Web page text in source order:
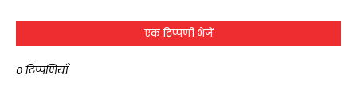
एक टिप्पणी भेजें
0 टिप्पणियाँ